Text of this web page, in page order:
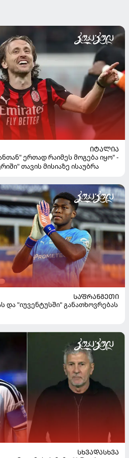
ᲘᲢᲐᲚᲘᲐ
ერთად რაიმეს მოგება იყო" -
თავის მისიაზე ისაუბრა
ᲡᲐᲤᲠᲐᲜᲒᲔᲗᲘ
და "იუვენტუსში" განათხოვრებას
ᲡᲮᲕᲐᲓᲐᲡᲮᲕᲐ